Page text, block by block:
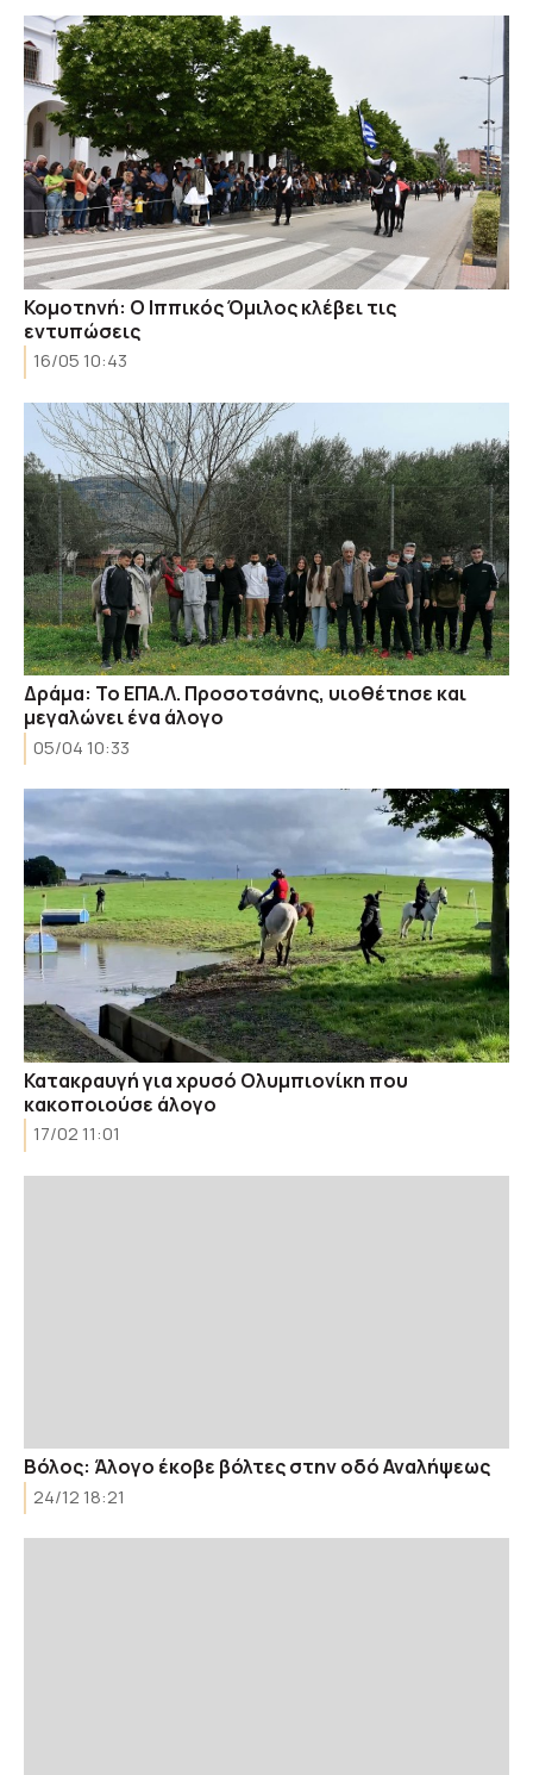
Κομοτηνή: Ο Ιππικός Όμιλος κλέβει τις
εντυπώσεις
16/05 10:43
Δράμα: Το ΕΠΑ.Λ. Προσοτσάνης, υιοθέτησε και
μεγαλώνει ένα άλογο
05/04 10:33
Κατακραυγή για χρυσό Ολυμπιονίκη που
κακοποιούσε άλογο
17/02 11:01
Βόλος: Άλογο έκοβε βόλτες στην οδό Αναλήψεως
24/12 18:21